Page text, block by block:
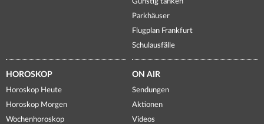
Parkhäuser
Flugplan Frankfurt
Schulausfälle
HOROSKOP
Horoskop Heute
Horoskop Morgen
Wochenhoroskop
ON AIR
Sendungen
Aktionen
Videos